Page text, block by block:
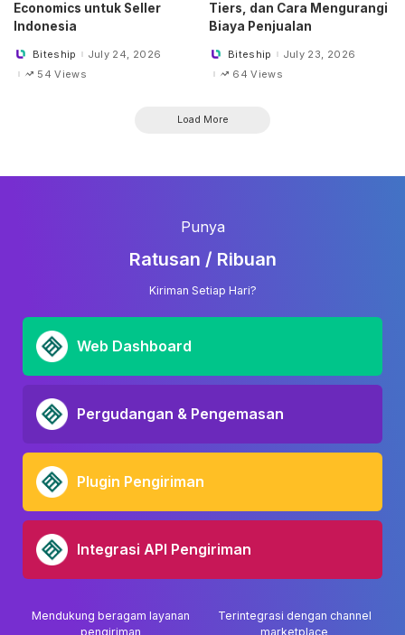
Economics untuk Seller
Indonesia
PostedBiteship
July 24, 2026
54 Views
Tiers, dan Cara Mengurangi
Biaya Penjualan
PostedBiteship
July 23, 2026
64 Views
Load More
Punya
Ratusan / Ribuan
Kiriman Setiap Hari?
Web Dashboard
Pergudangan & Pengemasan
Plugin Pengiriman
Integrasi API Pengiriman
Mendukung beragam layanan
pengiriman
Terintegrasi dengan channel
marketplace